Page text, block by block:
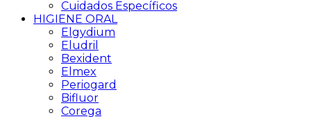
Cuidados Específicos
HIGIENE ORAL
Elgydium
Eludril
Bexident
Elmex
Periogard
Bifluor
Corega